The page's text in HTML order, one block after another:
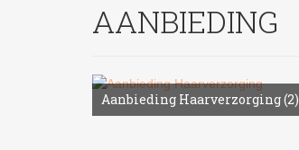
AANBIEDING
Aanbieding Haarverzorging(2)